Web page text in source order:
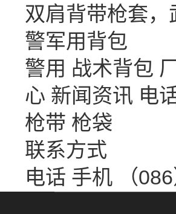
双肩背带枪套
警军用背包
警用 战术背包
心 新闻资讯 电
枪带 枪袋
联系方式
电话 手机 （